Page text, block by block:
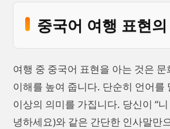
중국어 여행 표현
여행 중 중국어 표현을 아는 것은
이해를 높여 줍니다. 단순히 언어를
이상의 의미를 가집니다. 당신이 “
녕하세요)와 같은 간단한 인사말만